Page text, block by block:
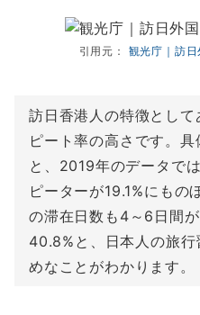
引用元： 観光庁｜訪
訪日香港人の特徴とし
ピート率の高さです。
と、2019年のデータで
ピーターが19.1%にもの
の滞在日数も4～6日間
40.8%と、日本人の旅
めなことがわかります。